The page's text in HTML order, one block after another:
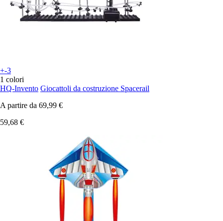
+-3
1 colori
HQ-Invento Giocattoli da costruzione Spacerail
A partire da 69,99 €
59,68 €